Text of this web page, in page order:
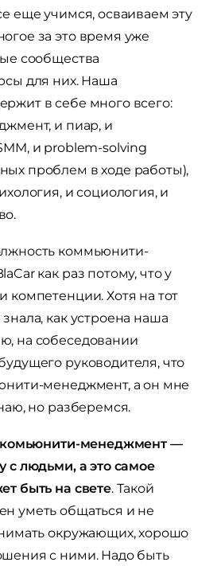
еще учимся, осваиваем эту
за это время уже
сообщества
для них. Наша
в себе много всего:
и пиар, и
и problem-solving
проблем в ходе работы),
и социология, и
коммьюнити-
как раз потому, что у
компетенции. Хотя на тот
как устроена наша
на собеседовании
руководителя, что
менеджмент, а он мне
но разберемся.
комьюнити-менеджмент —
с людьми, а это самое
быть на свете. Такой
уметь общаться и не
окружающих, хорошо
с ними. Надо быть